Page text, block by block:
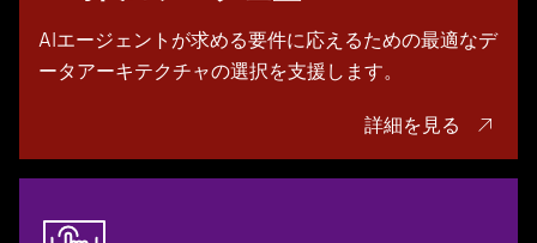
AIエージェントが求める要件に応えるための最適なデ
ータアーキテクチャの選択を支援します。
詳細を見る